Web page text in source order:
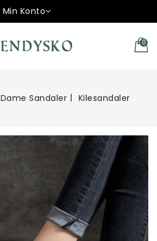
Min Konto
0
Dame Sandaler Kilesandaler